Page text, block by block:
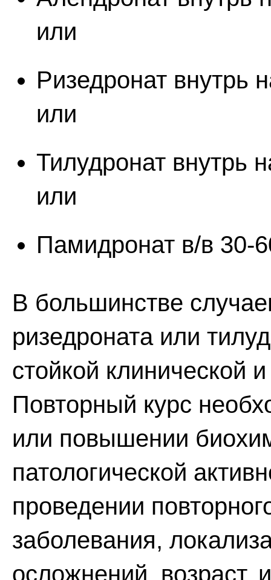
или
Ризедронат внутрь
или
Тилудронат внутрь
или
Памидронат в/в 30-
В большинстве
ризедроната или
стойкой клинической
Повторный курс
или повышении
патологической
проведении
заболевания,
осложнений, возраст,